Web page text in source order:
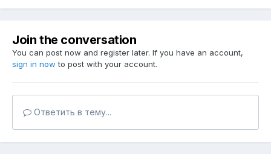
Join the conversation
You can post now and register later. If you have an account,
sign in now to post with your account.
Ответить в тему...